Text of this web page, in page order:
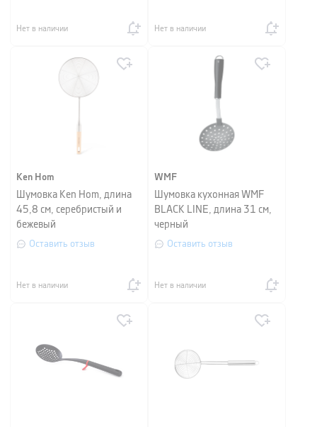
Нет в наличии Нет в наличии
Ken Hom
Шумовка Ken Hom, длина
45,8 см, серебристый и
бежевый
Оставить отзыв
Нет в наличии
WMF
Шумовка кухонная WMF
BLACK LINE, длина 31 см,
черный
Оставить отзыв
Нет в наличии